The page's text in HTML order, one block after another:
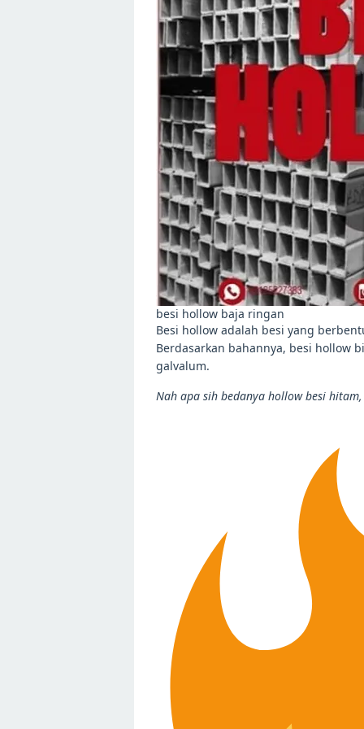
besi hollow baja ringan
Besi hollow adalah besi yang
Berdasarkan bahannya, besi hollow
galvalum.
Nah apa sih bedanya hollow besi